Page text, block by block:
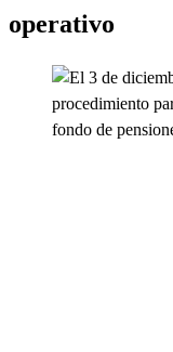
operativo